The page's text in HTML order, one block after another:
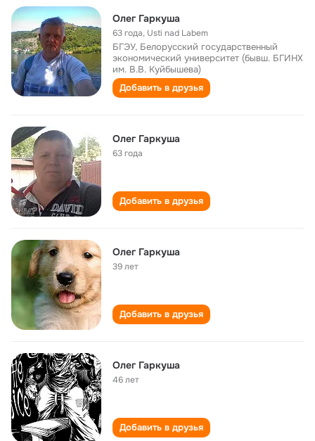
Олег Гаркуша
63 года, Usti nad Labem
БГЭУ, Белорусский государственный
экономический университет (бывш. БГИНХ
им. В.В. Куйбышева)
Добавить в друзья
Олег Гаркуша
63 года
Добавить в друзья
Олег Гаркуша
39 лет
Добавить в друзья
Олег Гаркуша
46 лет
Добавить в друзья